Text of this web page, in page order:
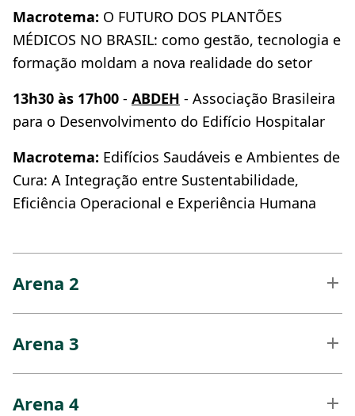
Macrotema: O FUTURO DOS PLANTÕES
MÉDICOS NO BRASIL: como gestão, tecnologia e
formação moldam a nova realidade do setor
13h30 às 17h00 - ABDEH - Associação Brasileira
para o Desenvolvimento do Edifício Hospitalar
Macrotema: Edifícios Saudáveis e Ambientes de
Cura: A Integração entre Sustentabilidade,
Eficiência Operacional e Experiência Humana
Arena 2
Arena 3
Arena 4